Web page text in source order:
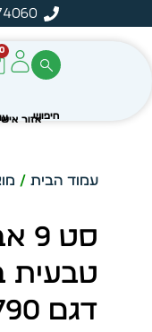
מיידית מתוך מלאי
0
עמוד הבית /
טבעית
דגם 4790